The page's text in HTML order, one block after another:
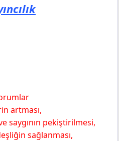
artması,
saygının pekiştirilmesi,
sağlanması,